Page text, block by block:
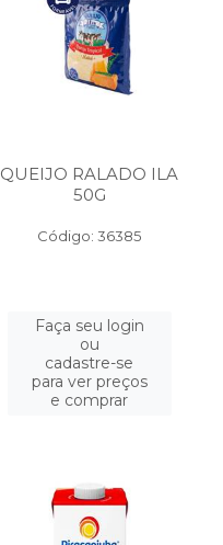
QUEIJO RALADO ILA
50G
Código: 36385
Faça seu login
ou
cadastre-se
para ver preços
e comprar